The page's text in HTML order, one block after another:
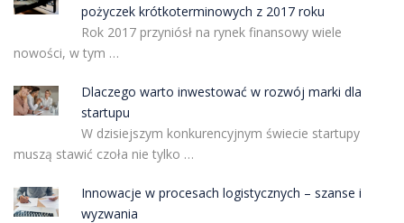
pożyczek krótkoterminowych z 2017 roku
Rok 2017 przyniósł na rynek finansowy wiele
nowości, w tym …
Dlaczego warto inwestować w rozwój marki dla
startupu
W dzisiejszym konkurencyjnym świecie startupy
muszą stawić czoła nie tylko …
Innowacje w procesach logistycznych – szanse i
wyzwania